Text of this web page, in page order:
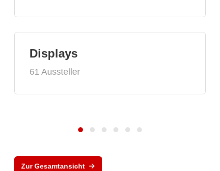
Displays
61 Aussteller
Zur Gesamtansicht